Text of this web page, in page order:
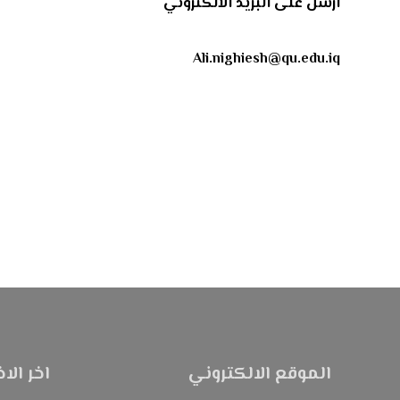
Ali.nighiesh@qu.edu.iq
الموقع الالكتروني اخر